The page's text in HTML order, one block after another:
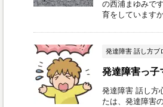
の西浦まゆみで
育をしています
発達障害 話し方ブ
発達障害っ子
発達障害 話し方
たは、発達障害